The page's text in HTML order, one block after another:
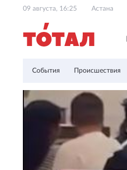
09 августа, 16:25 Астана
События Происшествия